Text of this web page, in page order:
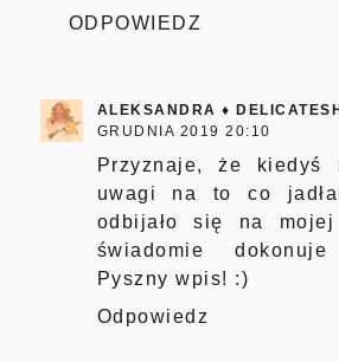
ODPOWIEDZ
ALEKSANDRA ♦
GRUDNIA 2019 20:10
Przyznaje, że kiedyś
uwagi na to co
odbijało się na
świadomie
Pyszny wpis! :)
Odpowiedz